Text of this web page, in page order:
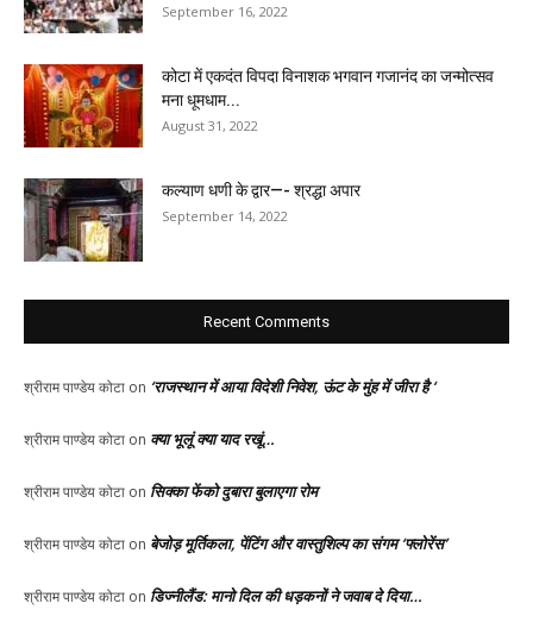
September 16, 2022
कोटा में एकदंत विपदा विनाशक भगवान गजानंद का जन्मोत्सव
मना धूमधाम...
August 31, 2022
कल्याण धणी के द्वार—- श्रद्धा अपार
September 14, 2022
Recent Comments
श्रीराम पाण्डेय कोटा on ‘राजस्थान में आया विदेशी निवेश, ऊंट के मुंह में जीरा है ‘
श्रीराम पाण्डेय कोटा on क्या भूलूं क्या याद रखूं…
श्रीराम पाण्डेय कोटा on सिक्का फेंको दुबारा बुलाएगा रोम
श्रीराम पाण्डेय कोटा on बेजोड़ मूर्तिकला, पेंटिंग और वास्तुशिल्प का संगम ‘फ्लोरेंस’
श्रीराम पाण्डेय कोटा on डिज्नीलैंड: मानो दिल की धड़कनों ने जवाब दे दिया…